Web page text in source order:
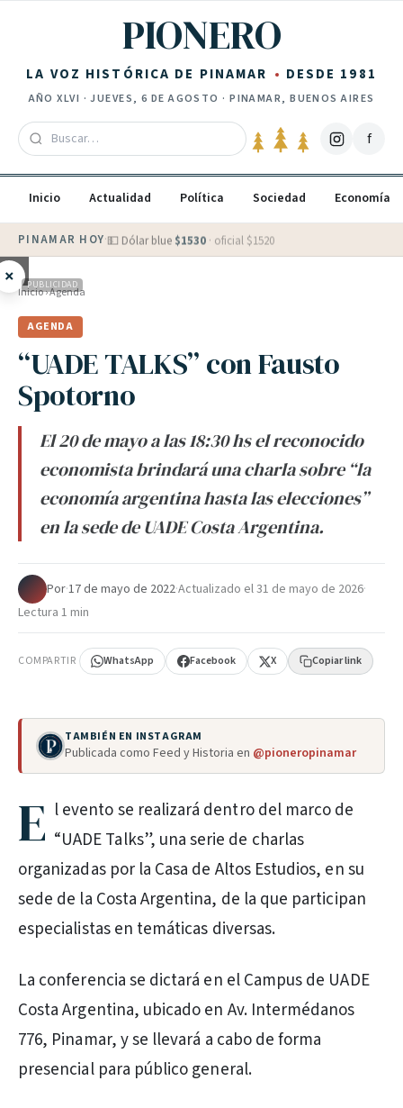
PIONERO
LA VOZ HISTÓRICA DE PINAMAR DESDE 1981
AÑOXLVI ·JUEVES, 6 DE AGOSTO · PINAMAR, BUENOS AIRES
f
Inicio Actualidad Política Sociedad Economía
PINAMAR HOY·💵 Dólar blue $1530 · oficial $1520
× PUBLICIDAD
Inicio›Agenda
AGENDA
“UADE TALKS” con Fausto
Spotorno
El 20 de mayo a las 18:30 hs el reconocido
economista brindará una charla sobre “la
economía argentina hasta las elecciones”
en la sede de UADE Costa Argentina.
Por·17 de mayo de 2022·Actualizado el31 de mayo de 2026·
Lectura 1 min
COMPARTIR WhatsApp Facebook X Copiar link
TAMBIÉN EN INSTAGRAM
Publicada como Feed y Historia en @pioneropinamar
E l evento se realizará dentro del marco de
“UADE Talks”, una serie de charlas
organizadas por la Casa de Altos Estudios, en su
sede de la Costa Argentina, de la que participan
especialistas en temáticas diversas.
La conferencia se dictará en el Campus de UADE
Costa Argentina, ubicado en Av. Intermédanos
776, Pinamar, y se llevará a cabo de forma
presencial para público general.